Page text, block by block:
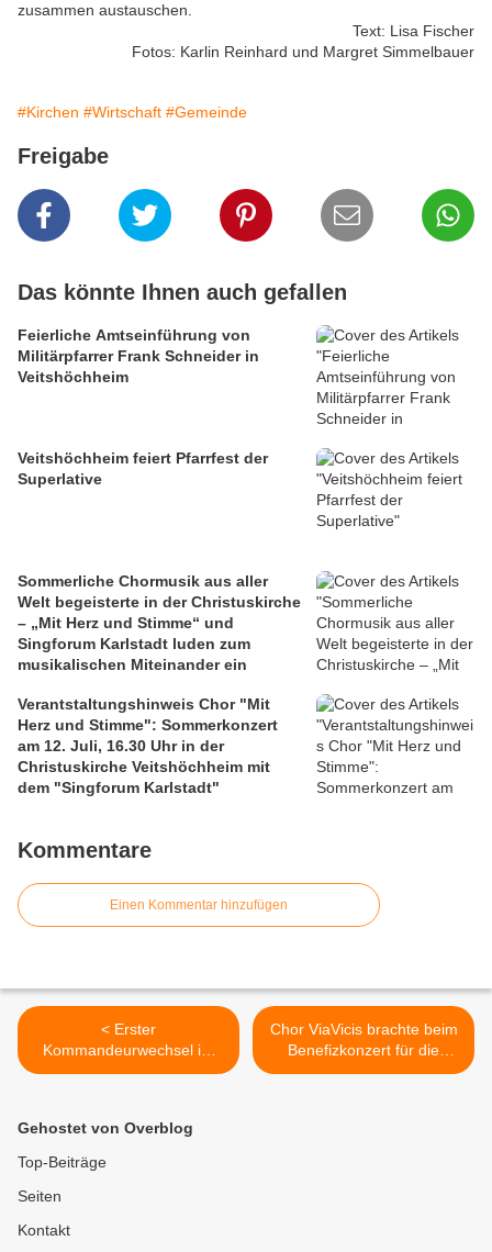
zusammen austauschen.
Text: Lisa Fischer
Fotos: Karlin Reinhard und Margret Simmelbauer
#Kirchen #Wirtschaft #Gemeinde
Freigabe
Das könnte Ihnen auch gefallen
Feierliche Amtseinführung von
Militärpfarrer Frank Schneider in
Veitshöchheim
Veitshöchheim feiert Pfarrfest der
Superlative
Sommerliche Chormusik aus aller
Welt begeisterte in der Christuskirche
– „Mit Herz und Stimme“ und
Singforum Karlstadt luden zum
musikalischen Miteinander ein
Verantstaltungshinweis Chor "Mit
Herz und Stimme": Sommerkonzert
am 12. Juli, 16.30 Uhr in der
Christuskirche Veitshöchheim mit
dem "Singforum Karlstadt"
Kommentare
Einen Kommentar hinzufügen
< Erster
Kommandeurwechsel im
Fernmeldebataillon 10 in
Napiwotzki löst
Oberstleutnant Jan Mosel
Chor ViaVicis brachte beim
Benefizkonzert für die
Orgelrenovierung der
Gehostet von Overblog
Top-Beiträge
Seiten
Kontakt